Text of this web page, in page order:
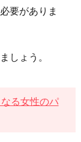
要がありま
しょう。
る女性のパ